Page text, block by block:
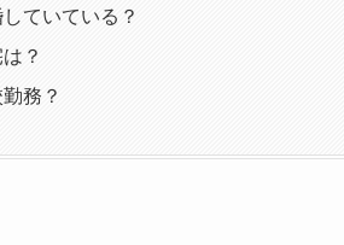
ていている？
？
務？